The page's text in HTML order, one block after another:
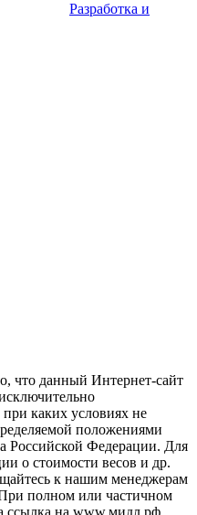
Разработка и
что данный Интернет-сайт
каких условиях не
положениями
Российской Федерации. Для
о стоимости весов и др.
к нашим менеджерам
полном или частичном
ссылка на www.мидл.рф